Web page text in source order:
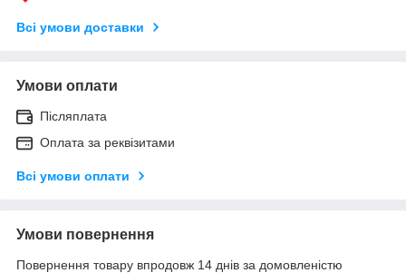
Всі умови доставки
Умови оплати
Післяплата
Оплата за реквізитами
Всі умови оплати
Умови повернення
Повернення товару впродовж 14 днів за домовленістю